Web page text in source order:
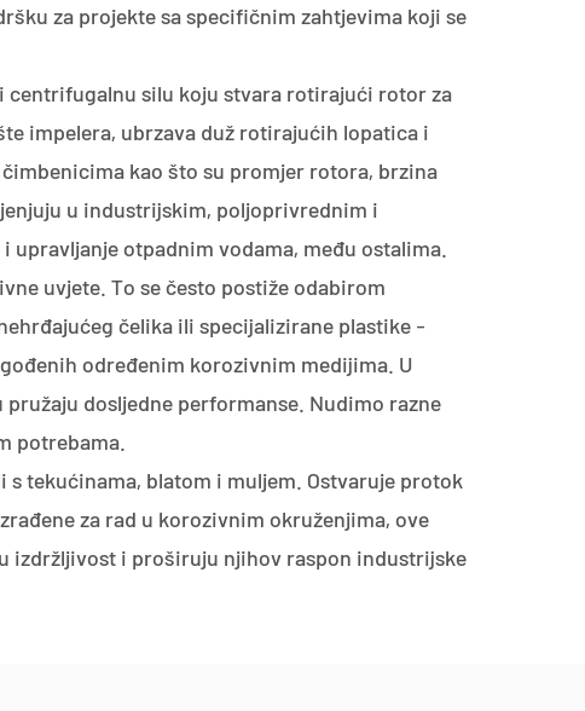
za projekte sa specifičnim zahtjevima koji se
centrifugalnu silu koju stvara rotirajući rotor za
impelera, ubrzava duž rotirajućih lopatica i
kao što su promjer rotora, brzina
u industrijskim, poljoprivrednim i
otpadnim vodama, među ostalima.
uvjete. To se često postiže odabirom
čelika ili specijalizirane plastike -
određenim korozivnim medijima. U
dosljedne performanse. Nudimo razne
potrebama.
tekućinama, blatom i muljem. Ostvaruje protok
za rad u korozivnim okruženjima, ove
izdržljivost i proširuju njihov raspon industrijske